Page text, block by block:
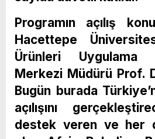
Programın açılış
Hacettepe
Ürünleri Uygulama
Merkezi Müdürü Prof.
Bugün burada
açılışını
destek veren ve her